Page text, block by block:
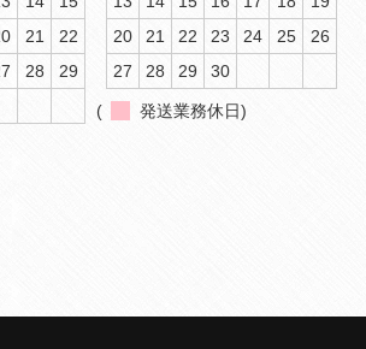
21
22
28
29
20
21 22 23 24 25
26
27
28 29 30
( 発送業務休日)